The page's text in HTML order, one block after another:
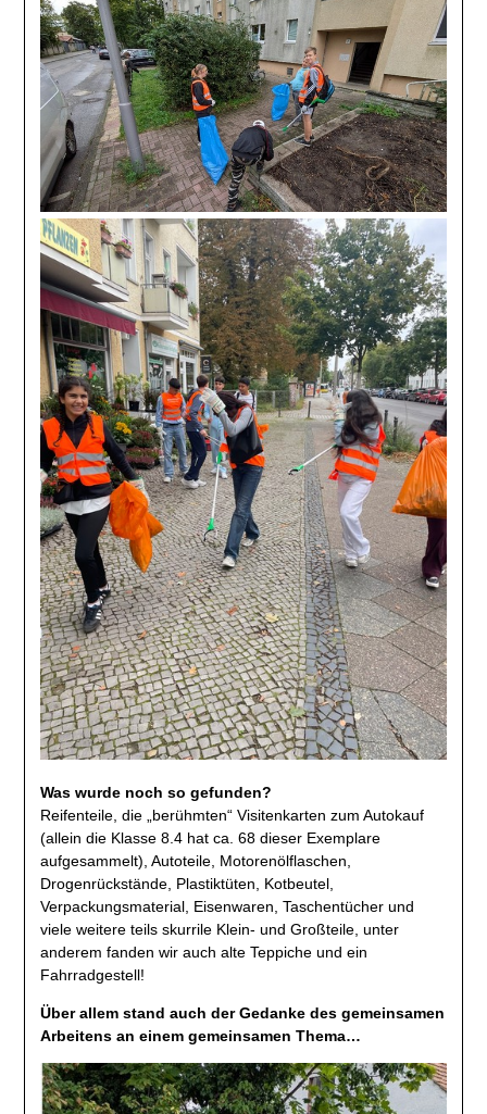
Was wurde noch so gefunden?
Reifenteile, die „berühmten“ Visitenkarten zum Autokauf
(allein die Klasse 8.4 hat ca. 68 dieser Exemplare
aufgesammelt), Autoteile, Motorenölflaschen,
Drogenrückstände, Plastiktüten, Kotbeutel,
Verpackungsmaterial, Eisenwaren, Taschentücher und
viele weitere teils skurrile Klein- und Großteile, unter
anderem fanden wir auch alte Teppiche und ein
Fahrradgestell!
Über allem stand auch der Gedanke des gemeinsamen
Arbeitens an einem gemeinsamen Thema…